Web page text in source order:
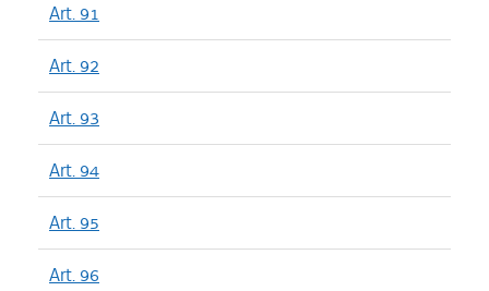
Art. 91
Art. 92
Art. 93
Art. 94
Art. 95
Art. 96